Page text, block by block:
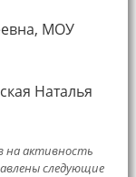
МОУ
Наталья
на активность
следующие